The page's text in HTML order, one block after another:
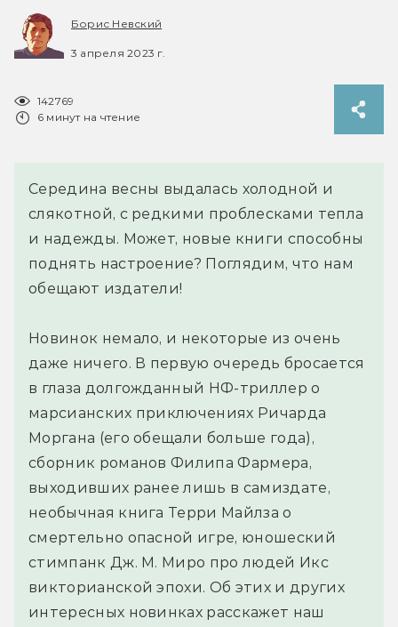
Борис Невский
3 апреля 2023 г.
142769
6 минут на чтение
Середина весны выдалась холодной и
слякотной, с редкими проблесками тепла
и надежды. Может, новые книги способны
поднять настроение? Поглядим, что нам
обещают издатели!
Новинок немало, и некоторые из очень
даже ничего. В первую очередь бросается
в глаза долгожданный НФ-триллер о
марсианских приключениях Ричарда
Моргана (его обещали больше года),
сборник романов Филипа Фармера,
выходивших ранее лишь в самиздате,
необычная книга Терри Майлза о
смертельно опасной игре, юношеский
стимпанк Дж. М. Миро про людей Икс
викторианской эпохи. Об этих и других
интересных новинках расскажет наш